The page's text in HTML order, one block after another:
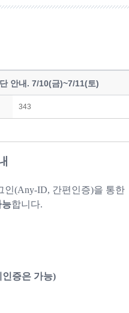
안내. 7/10(금)~7/11(토)
343
인(Any-ID, 간편인증)을 통한
능합니다.
인증은 가능)